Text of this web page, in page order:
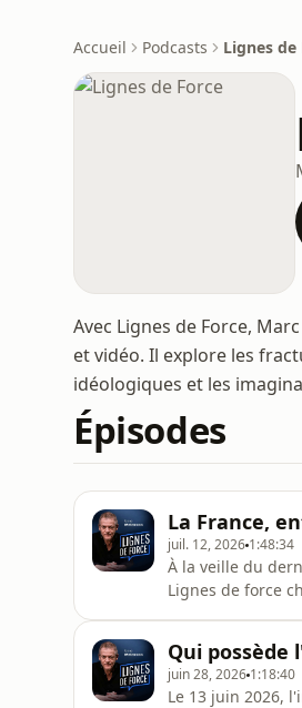
Accueil Podcasts Lignes de
Avec Lignes de Force,
et vidéo. Il explore les
idéologiques et les
Épisodes
La France,
juil. 12, 2026 1:48:34
À la veille du
Lignes de force
que la
Qui possède
juin 28, 2026 1:18:40
Le 13 juin 2026,